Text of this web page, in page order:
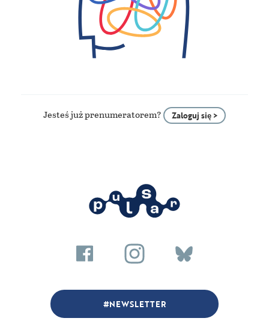
Jesteś już prenumeratorem? Zaloguj się >
NEWSLETTER